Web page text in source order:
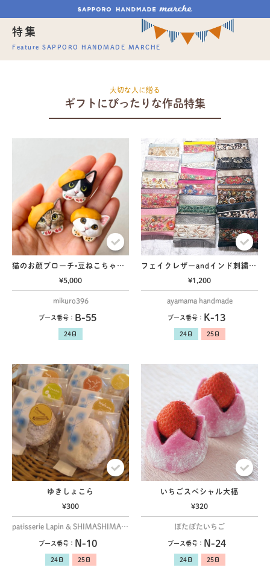
特集
Feature SAPPORO HANDMADE MARCHE
大切な人に贈る
ギフトにぴったりな作品特集
猫のお顔ブローチ•豆ねこちゃんシリーズ
¥5,000
mikuro396
ブース番号： B-55
フェイクレザーandインド刺繍のミニポーチ
¥1,200
ayamama handmade
ブース番号： K-13
ゆきしょこら
¥300
patisserie Lapin & SHIMASHIMA BAKE
ブース番号： N-10
いちごスペシャル大福
¥320
ぽたぽたいちご
ブース番号： N-24